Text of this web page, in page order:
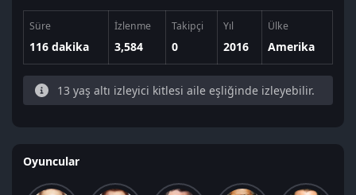
Süre
116 dakika
İzlenme
3,584
Takipçi
0
Yıl
2016
Ülke
Amerika
13 yaş altı izleyici kitlesi aile eşliğinde izleyebilir.
Oyuncular